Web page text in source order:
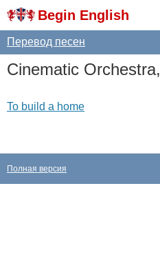
Begin English
Перевод песен
Cinematic Orchestra,
To build a home
Полная версия